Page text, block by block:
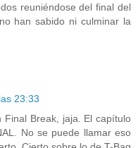
reuniéndose del final del
han sabido ni culminar la
23:33
Break, jaja. El capítulo
No se puede llamar eso